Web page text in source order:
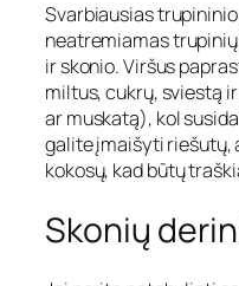
Svarbiausias
neatremiamas
ir skonio. Viršus
miltus, cukrų, sviestą
ar muskatą), kol
galite įmaišyti riešutų,
kokosų, kad būtų
Skonių